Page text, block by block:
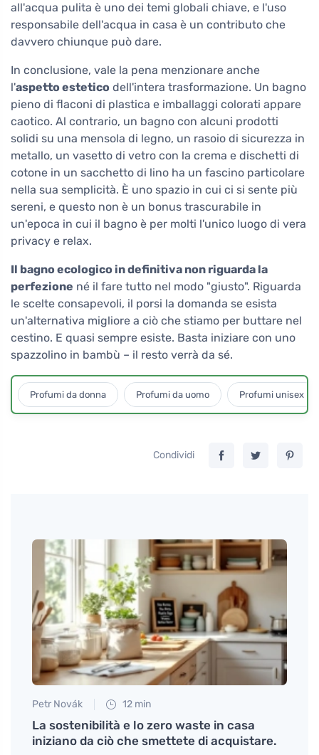
all'acqua pulita è uno dei temi globali chiave, e l'uso
responsabile dell'acqua in casa è un contributo che
davvero chiunque può dare.
In conclusione, vale la pena menzionare anche
l'aspetto estetico dell'intera trasformazione. Un bagno
pieno di flaconi di plastica e imballaggi colorati appare
caotico. Al contrario, un bagno con alcuni prodotti
solidi su una mensola di legno, un rasoio di sicurezza in
metallo, un vasetto di vetro con la crema e dischetti di
cotone in un sacchetto di lino ha un fascino particolare
nella sua semplicità. È uno spazio in cui ci si sente più
sereni, e questo non è un bonus trascurabile in
un'epoca in cui il bagno è per molti l'unico luogo di vera
privacy e relax.
Il bagno ecologico in definitiva non riguarda la
perfezione né il fare tutto nel modo "giusto". Riguarda
le scelte consapevoli, il porsi la domanda se esista
un'alternativa migliore a ciò che stiamo per buttare nel
cestino. E quasi sempre esiste. Basta iniziare con uno
spazzolino in bambù – il resto verrà da sé.
Profumi da donna Profumi da uomo Profumi unisex
Condividi
Petr Novák 12 min
La sostenibilità e lo zero waste in casa
iniziano da ciò che smettete di acquistare.